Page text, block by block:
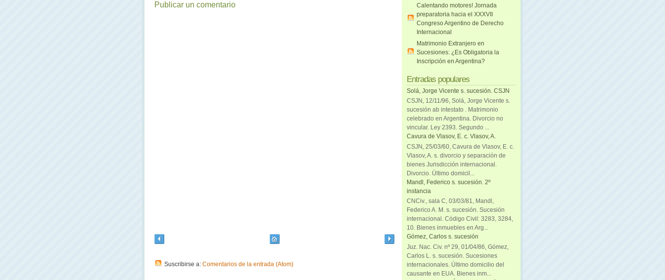
Publicar un comentario
Suscribirse a: Comentarios de la entrada (Atom)
Calentando motores! Jornada
preparatoria hacia el XXXVII
Congreso Argentino de Derecho
Internacional
Matrimonio Extranjero en
Sucesiones: ¿Es Obligatoria la
Inscripción en Argentina?
Entradas populares
Solá, Jorge Vicente s. sucesión. CSJN
CSJN, 12/11/96, Solá, Jorge Vicente s.
sucesión ab intestato . Matrimonio
celebrado en Argentina. Divorcio no
vincular. Ley 2393. Segundo ...
Cavura de Vlasov, E. c. Vlasov, A.
CSJN, 25/03/60, Cavura de Vlasov, E. c.
Vlasov, A. s. divorcio y separación de
bienes Jurisdicción internacional.
Divorcio. Último domicil...
Mandl, Federico s. sucesión. 2º
instancia
CNCiv., sala C, 03/03/81, Mandl,
Federico A. M. s. sucesión. Sucesión
internacional. Código Civil: 3283, 3284,
10. Bienes inmuebles en Arg...
Gómez, Carlos s. sucesión
Juz. Nac. Civ. nº 29, 01/04/86, Gómez,
Carlos L. s. sucesión. Sucesiones
internacionales. Último domicilio del
causante en EUA. Bienes inm...